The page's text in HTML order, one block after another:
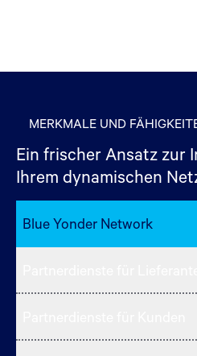
MERKMALE UND
Ein frischer Ansatz zur
Ihrem dynamischen
Blue Yonder Network